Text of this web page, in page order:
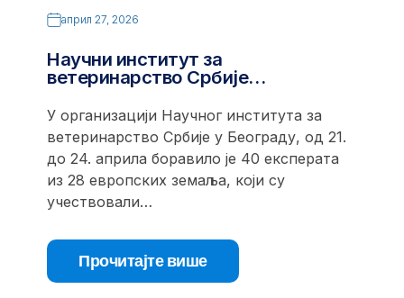
април 27, 2026
Научни институт за
ветеринарство Србије…
У организацији Научног института за
ветеринарство Србије у Београду, од 21.
до 24. априла боравило је 40 експерата
из 28 европских земаља, који су
учествовали…
Прочитајте више